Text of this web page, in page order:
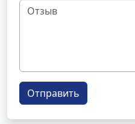
Отправить